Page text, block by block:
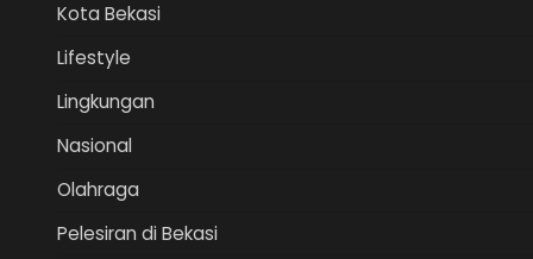
Kota Bekasi
Lifestyle
Lingkungan
Nasional
Olahraga
Pelesiran di Bekasi